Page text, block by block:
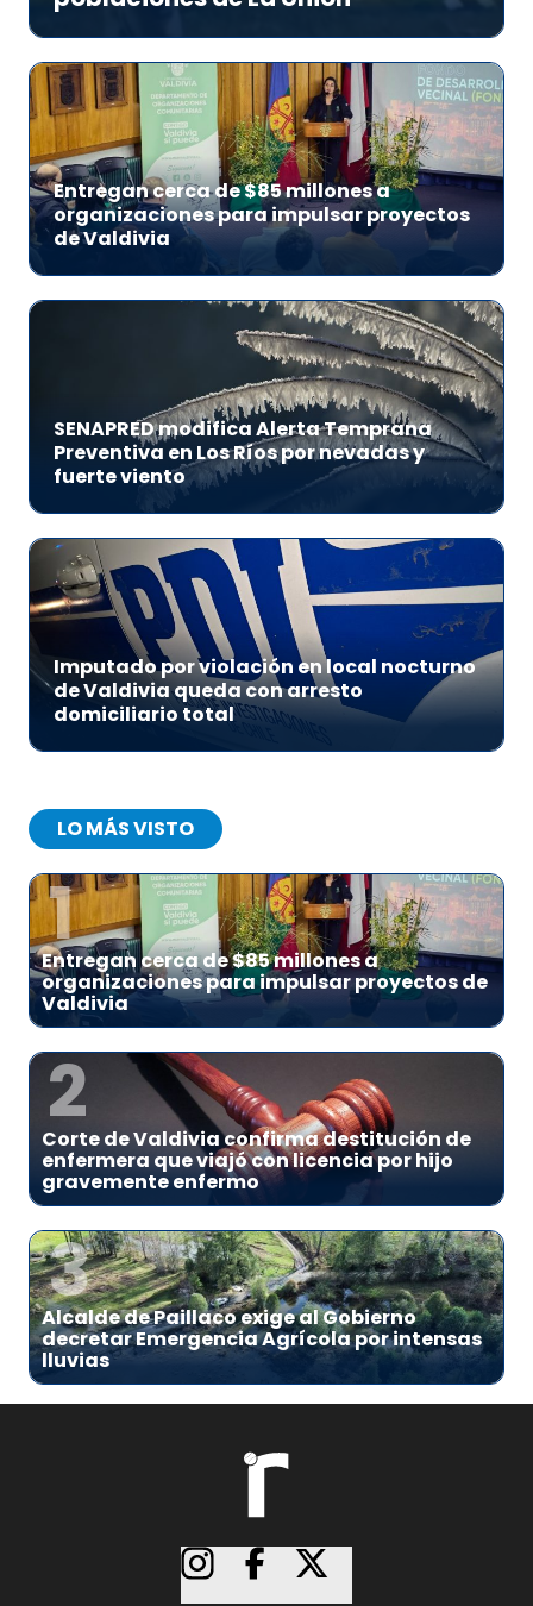
Entregan cerca de $85 millones a
organizaciones para impulsar proyectos
de Valdivia
SENAPRED modifica Alerta Temprana
Preventiva en Los Ríos por nevadas y
fuerte viento
Imputado por violación en local nocturno
de Valdivia queda con arresto
domiciliario total
LO MÁS VISTO
1
Entregan cerca de $85 millones a
organizaciones para impulsar proyectos de
Valdivia
2
Corte de Valdivia confirma destitución de
enfermera que viajó con licencia por hijo
gravemente enfermo
3
Alcalde de Paillaco exige al Gobierno
decretar Emergencia Agrícola por intensas
lluvias